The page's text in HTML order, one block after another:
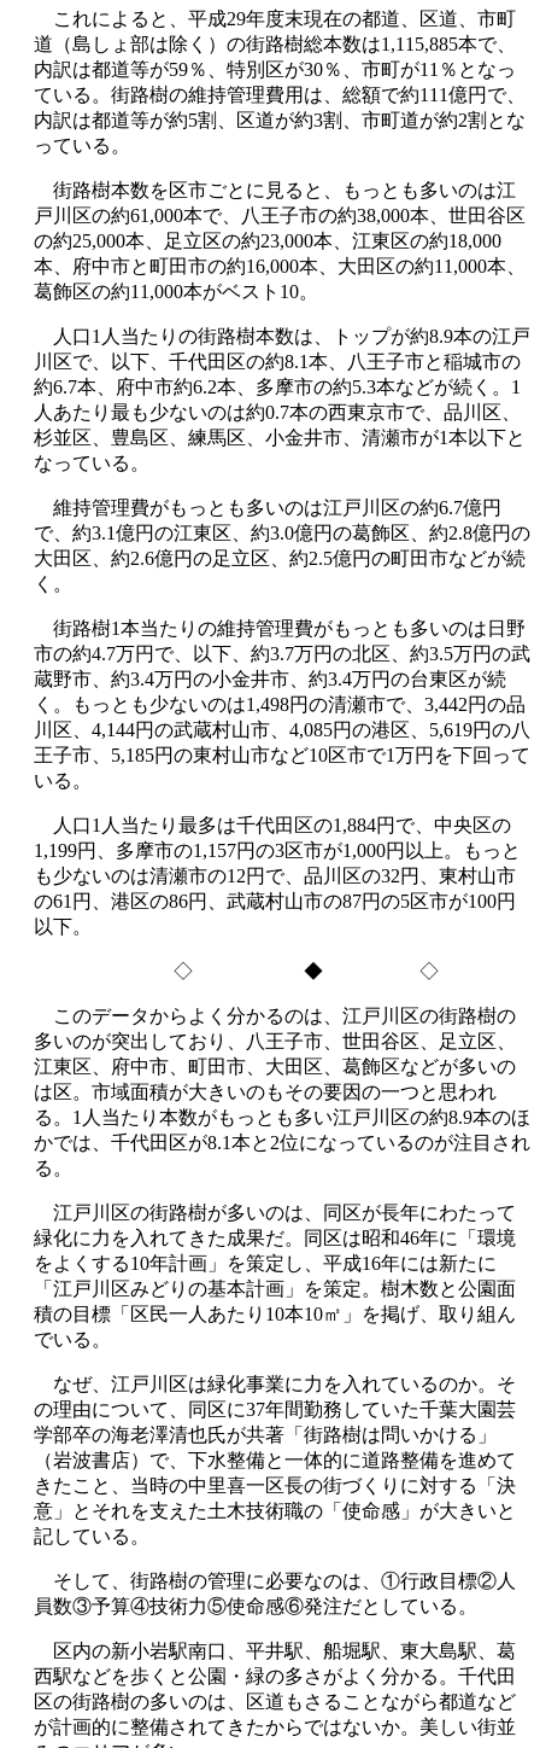
これによると、平成29年度末現在の都道、区道、市町
道（島しょ部は除く）の街路樹総本数は1,115,885本で、
内訳は都道等が59％、特別区が30％、市町が11％となっ
ている。街路樹の維持管理費用は、総額で約111億円で、
内訳は都道等が約5割、区道が約3割、市町道が約2割とな
っている。
街路樹本数を区市ごとに見ると、もっとも多いのは江
戸川区の約61,000本で、八王子市の約38,000本、世田谷区
の約25,000本、足立区の約23,000本、江東区の約18,000
本、府中市と町田市の約16,000本、大田区の約11,000本、
葛飾区の約11,000本がベスト10。
人口1人当たりの街路樹本数は、トップが約8.9本の江戸
川区で、以下、千代田区の約8.1本、八王子市と稲城市の
約6.7本、府中市約6.2本、多摩市の約5.3本などが続く。1
人あたり最も少ないのは約0.7本の西東京市で、品川区、
杉並区、豊島区、練馬区、小金井市、清瀬市が1本以下と
なっている。
維持管理費がもっとも多いのは江戸川区の約6.7億円
で、約3.1億円の江東区、約3.0億円の葛飾区、約2.8億円の
大田区、約2.6億円の足立区、約2.5億円の町田市などが続
く。
街路樹1本当たりの維持管理費がもっとも多いのは日野
市の約4.7万円で、以下、約3.7万円の北区、約3.5万円の武
蔵野市、約3.4万円の小金井市、約3.4万円の台東区が続
く。もっとも少ないのは1,498円の清瀬市で、3,442円の品
川区、4,144円の武蔵村山市、4,085円の港区、5,619円の八
王子市、5,185円の東村山市など10区市で1万円を下回って
いる。
人口1人当たり最多は千代田区の1,884円で、中央区の
1,199円、多摩市の1,157円の3区市が1,000円以上。もっと
も少ないのは清瀬市の12円で、品川区の32円、東村山市
の61円、港区の86円、武蔵村山市の87円の5区市が100円
以下。
◇ ◆ ◇
このデータからよく分かるのは、江戸川区の街路樹の
多いのが突出しており、八王子市、世田谷区、足立区、
江東区、府中市、町田市、大田区、葛飾区などが多いの
は区。市域面積が大きいのもその要因の一つと思われ
る。1人当たり本数がもっとも多い江戸川区の約8.9本のほ
かでは、千代田区が8.1本と2位になっているのが注目され
る。
江戸川区の街路樹が多いのは、同区が長年にわたって
緑化に力を入れてきた成果だ。同区は昭和46年に「環境
をよくする10年計画」を策定し、平成16年には新たに
「江戸川区みどりの基本計画」を策定。樹木数と公園面
積の目標「区民一人あたり10本10㎡」を掲げ、取り組ん
でいる。
なぜ、江戸川区は緑化事業に力を入れているのか。そ
の理由について、同区に37年間勤務していた千葉大園芸
学部卒の海老澤清也氏が共著「街路樹は問いかける」
（岩波書店）で、下水整備と一体的に道路整備を進めて
きたこと、当時の中里喜一区長の街づくりに対する「決
意」とそれを支えた土木技術職の「使命感」が大きいと
記している。
そして、街路樹の管理に必要なのは、①行政目標②人
員数③予算④技術力⑤使命感⑥発注だとしている。
区内の新小岩駅南口、平井駅、船堀駅、東大島駅、葛
西駅などを歩くと公園・緑の多さがよく分かる。千代田
区の街路樹の多いのは、区道もさることながら都道など
が計画的に整備されてきたからではないか。美しい街並